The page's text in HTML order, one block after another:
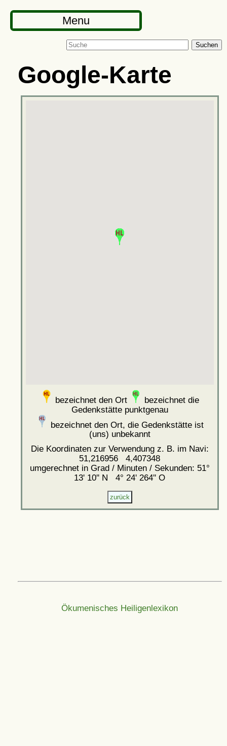
Menu
Suchen
Google-Karte
bezeichnet den Ort
bezeichnet die
Gedenkstätte punktgenau
bezeichnet den Ort, die Gedenkstätte ist
(uns) unbekannt
Die Koordinaten zur Verwendung z. B. im Navi:
51,216956 4,407348
umgerechnet in Grad / Minuten / Sekunden: 51°
13' 10'' N 4° 24' 264'' O
Ökumenisches Heiligenlexikon